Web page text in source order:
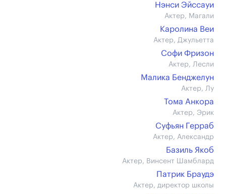
Нэнси Эйссауи
Актер, Магали
Каролина Веи
Актер, Джульетта
Софи Фризон
Актер, Лесли
Малика Бенджелун
Актер, Лу
Тома Анкора
Актер, Эрик
Суфьян Герраб
Актер, Александр
Базиль Якоб
Актер, Винсент Шамблард
Патрик Браудэ
Актер, директор школы